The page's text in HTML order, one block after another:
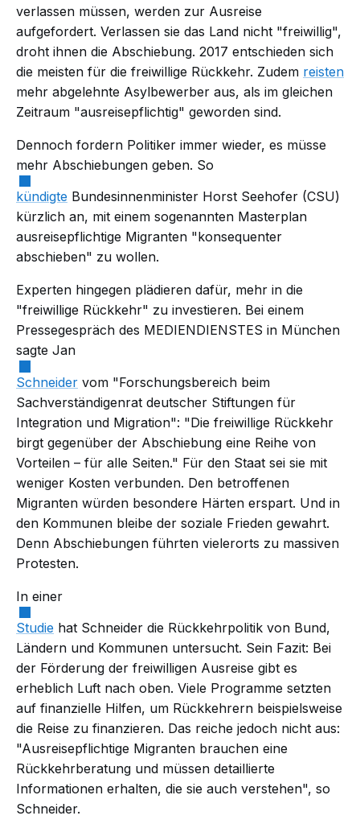
verlassen müssen, werden zur Ausreise
aufgefordert. Verlassen sie das Land nicht "freiwillig",
droht ihnen die Abschiebung. 2017 entschieden sich
die meisten für die freiwillige Rückkehr. Zudem reisten
mehr abgelehnte Asylbewerber aus, als im gleichen
Zeitraum "ausreisepflichtig" geworden sind.
Dennoch fordern Politiker immer wieder, es müsse
mehr Abschiebungen geben. So
kündigte Bundesinnenminister Horst Seehofer (CSU)
kürzlich an, mit einem sogenannten Masterplan
ausreisepflichtige Migranten "konsequenter
abschieben" zu wollen.
Experten hingegen plädieren dafür, mehr in die
"freiwillige Rückkehr" zu investieren. Bei einem
Pressegespräch des MEDIENDIENSTES in München
sagte Jan
Schneider vom "Forschungsbereich beim
Sachverständigenrat deutscher Stiftungen für
Integration und Migration": "Die freiwillige Rückkehr
birgt gegenüber der Abschiebung eine Reihe von
Vorteilen – für alle Seiten." Für den Staat sei sie mit
weniger Kosten verbunden. Den betroffenen
Migranten würden besondere Härten erspart. Und in
den Kommunen bleibe der soziale Frieden gewahrt.
Denn Abschiebungen führten vielerorts zu massiven
Protesten.
In einer
Studie hat Schneider die Rückkehrpolitik von Bund,
Ländern und Kommunen untersucht. Sein Fazit: Bei
der Förderung der freiwilligen Ausreise gibt es
erheblich Luft nach oben. Viele Programme setzten
auf finanzielle Hilfen, um Rückkehrern beispielsweise
die Reise zu finanzieren. Das reiche jedoch nicht aus:
"Ausreisepflichtige Migranten brauchen eine
Rückkehrberatung und müssen detaillierte
Informationen erhalten, die sie auch verstehen", so
Schneider.